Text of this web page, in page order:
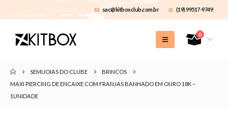
sac@kitboxclub.com.br (19) 99517-9749
0
SEMIJOIAS DO CLUBE
BRINCOS
MAXI PIERCING DE ENCAIXE COM FRANJAS BANHADO EM OURO 18K –
1UNIDADE